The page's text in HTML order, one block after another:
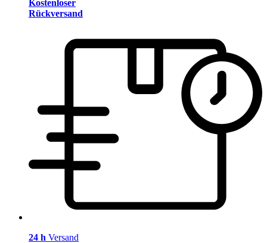
Kostenloser
Rückversand
24 h Versand